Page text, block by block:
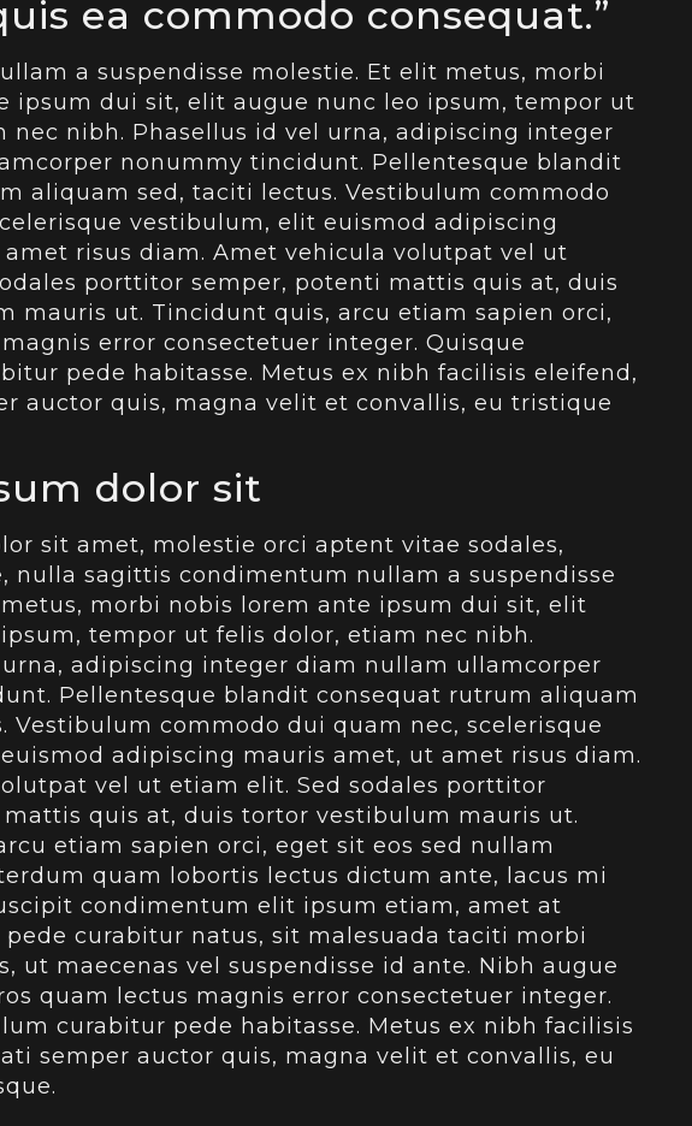
ea commodo consequat.”
a suspendisse molestie. Et elit metus, morbi
ipsum dui sit, elit augue nunc leo ipsum, tempor ut
nec nibh. Phasellus id vel urna, adipiscing integer
nonummy tincidunt. Pellentesque blandit
aliquam sed, taciti lectus. Vestibulum commodo
vestibulum, elit euismod adipiscing
risus diam. Amet vehicula volutpat vel ut
porttitor semper, potenti mattis quis at, duis
mauris ut. Tincidunt quis, arcu etiam sapien orci,
error consectetuer integer. Quisque
pede habitasse. Metus ex nibh facilisis eleifend,
auctor quis, magna velit et convallis, eu tristique
dolor sit
sit amet, molestie orci aptent vitae sodales,
nulla sagittis condimentum nullam a suspendisse
morbi nobis lorem ante ipsum dui sit, elit
tempor ut felis dolor, etiam nec nibh.
adipiscing integer diam nullam ullamcorper
Pellentesque blandit consequat rutrum aliquam
Vestibulum commodo dui quam nec, scelerisque
adipiscing mauris amet, ut amet risus diam.
vel ut etiam elit. Sed sodales porttitor
quis at, duis tortor vestibulum mauris ut.
etiam sapien orci, eget sit eos sed nullam
quam lobortis lectus dictum ante, lacus mi
condimentum elit ipsum etiam, amet at
curabitur natus, sit malesuada taciti morbi
ut maecenas vel suspendisse id ante. Nibh augue
quam lectus magnis error consectetuer integer.
curabitur pede habitasse. Metus ex nibh facilisis
semper auctor quis, magna velit et convallis, eu